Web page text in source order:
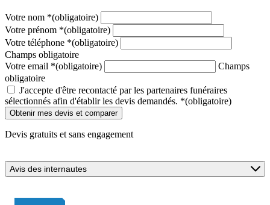
Votre nom *(obligatoire)
Votre prénom *(obligatoire)
Votre téléphone *(obligatoire)
Champs obligatoire
Votre email *(obligatoire)
Champs
obligatoire
J'accepte d'être recontacté par les partenaires funéraires
sélectionnés afin d'établir les devis demandés. *(obligatoire)
Devis gratuits et sans engagement
Avis des internautes